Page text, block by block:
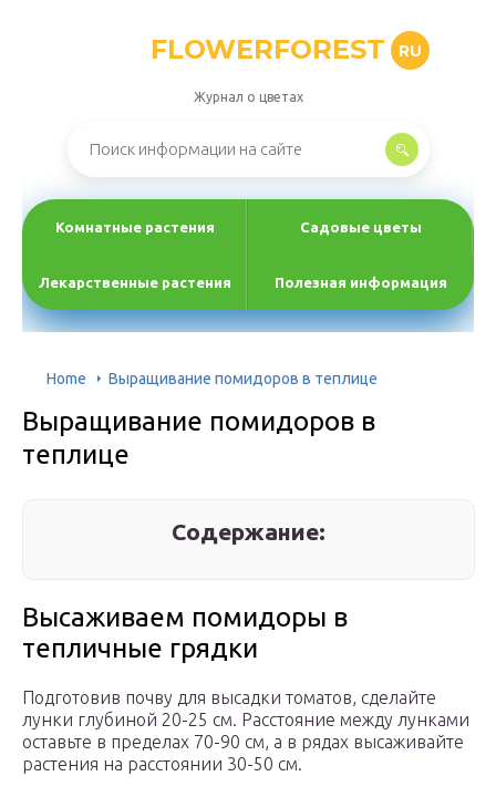
FLOWERFOREST RU
Журнал о цветах
Комнатные растения Садовые цветы
Лекарственные растения Полезная информация
Home Выращивание помидоров в теплице
Выращивание помидоров в
теплице
Содержание:
Высаживаем помидоры в
тепличные грядки
Подготовив почву для высадки томатов, сделайте
лунки глубиной 20-25 см. Расстояние между лунками
оставьте в пределах 70-90 см, а в рядах высаживайте
растения на расстоянии 30-50 см.